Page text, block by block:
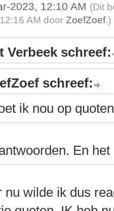
2023, 12:10 AM (Dit
AM doorZoefZoef.)
Verbeek schreef:
schreef:
ik nou op
En
nu wilde ik dus